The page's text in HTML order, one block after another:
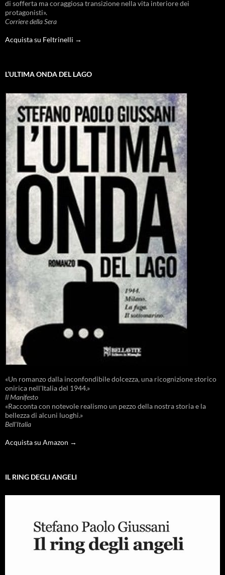
di sofferta ma coraggiosa transizione nella vita interiore dei
protagonisti».
Corriere della Sera
Acquista su Feltrinelli →
L’ULTIMA ONDA DEL LAGO
«Un romanzo dalla inconfondibile dolcezza, una ricognizione storico
onirica nell'Italia del 1944.»
Il Manifesto
«Racconta con notevole realismo un pezzo della nostra storia e la
bellezza di alcuni luoghi.»
Bell'Italia
Acquista su Amazon →
IL RING DEGLI ANGELI